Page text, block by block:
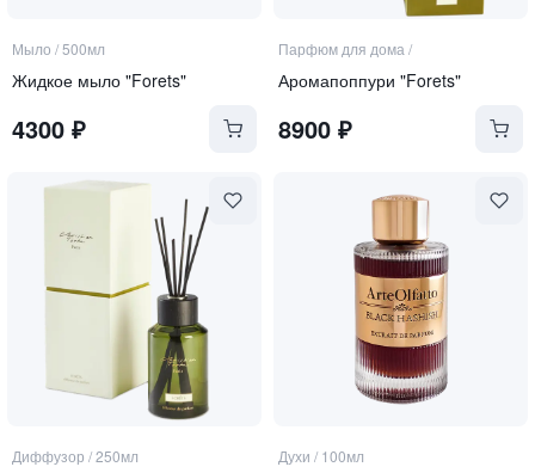
Мыло /500мл
Жидкое мыло "Forets"
4300 ₽
Парфюм для дома /
Аромапоппури "Forets"
8900₽
Диффузор /250мл Духи / 100мл